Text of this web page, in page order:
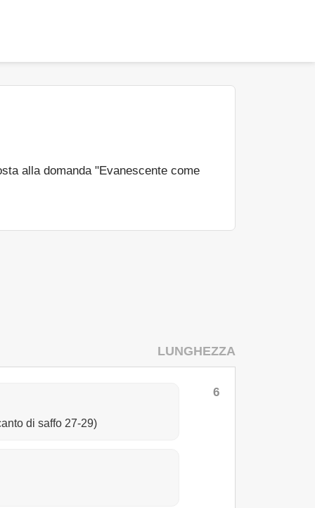
alla domanda "Evanescente come
LUNGHEZZA
di saffo 27-29)
6